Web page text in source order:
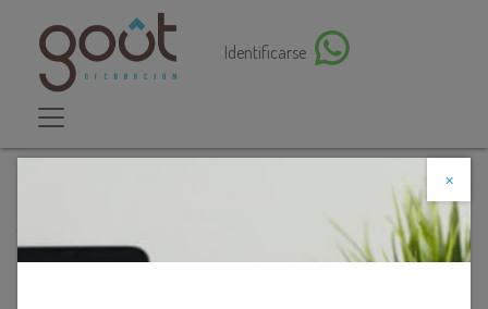
Identificarse
×
Descuento web
FIGURA DE CERAMCIA DE BUDA SENTADO COLOR